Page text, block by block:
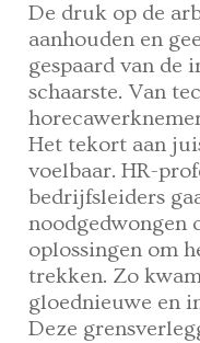
De druk op de
aanhouden en
gespaard van de
schaarste. Van
Het tekort aan
voelbaar. HR-
bedrijfsleiders
noodgedwongen
oplossingen om
trekken. Zo
gloednieuwe en
Deze